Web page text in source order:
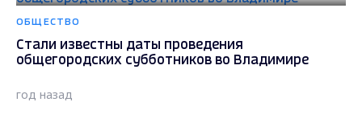
ОБЩЕСТВО
Стали известны даты проведения
общегородских субботников во Владимире
год назад